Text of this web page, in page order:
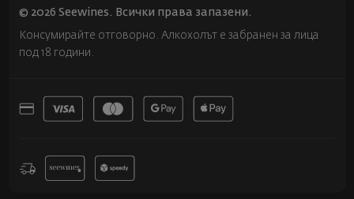
© 2026 Seewines. Всички права запазени.
Консумирайте отговорно. Алкохолът е забранен за лица
под 18 години.